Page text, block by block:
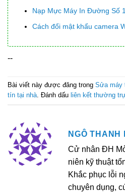
Nạp Mực Máy In Đường Số
Cách đổi mật khẩu camera
--
Bài viết này được đăng trong Sửa máy
tín tại nhà. Đánh dấu liên kết thường
NGÔ THANH
Cử nhân ĐH
niên kỹ thuật
Khắc phục lỗi
chuyên dụng,